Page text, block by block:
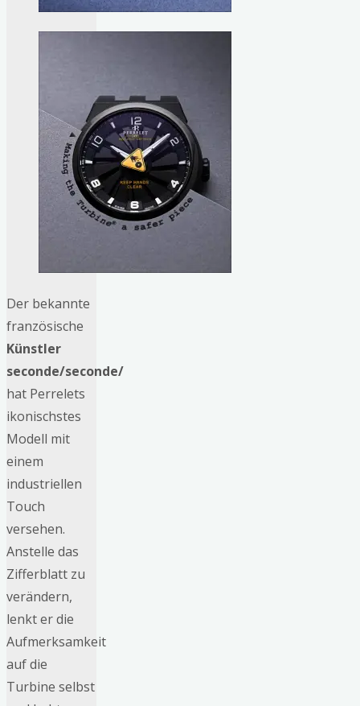
Der bekannte
französische
Künstler
seconde/seconde/
hat Perrelets
ikonischstes
Modell mit
einem
industriellen
Touch
versehen.
Anstelle das
Zifferblatt zu
verändern,
lenkt er die
Aufmerksamkeit
auf die
Turbine selbst